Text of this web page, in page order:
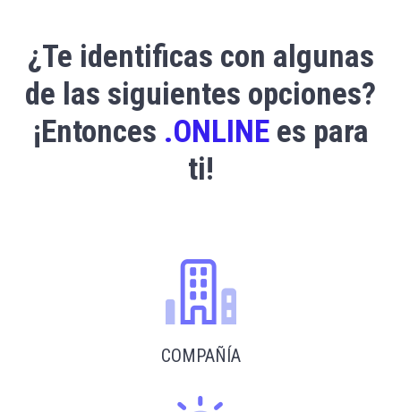
¿Te identificas con algunas
de las siguientes opciones?
¡Entonces .ONLINEes para
ti!
COMPAÑÍA